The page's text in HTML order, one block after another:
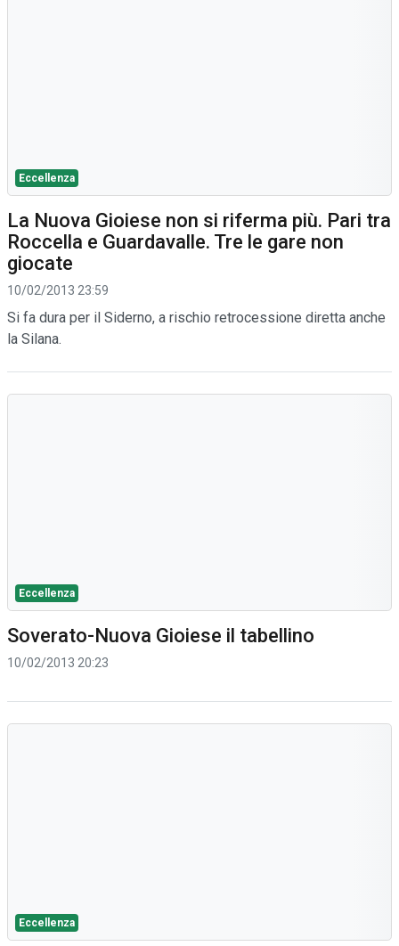
Eccellenza
La Nuova Gioiese non si riferma più. Pari tra
Roccella e Guardavalle. Tre le gare non
giocate
10/02/2013 23:59
Si fa dura per il Siderno, a rischio retrocessione diretta anche
la Silana.
Eccellenza
Soverato-Nuova Gioiese il tabellino
10/02/2013 20:23
Eccellenza